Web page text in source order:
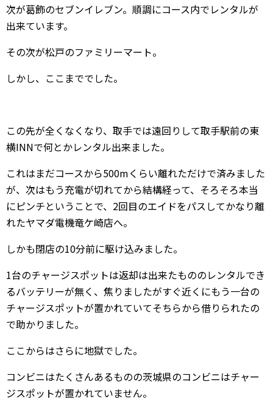
次が葛飾のセブンイレブン。順調にコース内でレンタルが
出来ています。
その次が松戸のファミリーマート。
しかし、ここまででした。
この先が全くなくなり、取手では遠回りして取手駅前の東
横INNで何とかレンタル出来ました。
これはまだコースから500mくらい離れただけで済みました
が、次はもう充電が切れてから結構経って、そろそろ本当
にピンチということで、2回目のエイドをパスしてかなり離
れたヤマダ電機竜ケ崎店へ。
しかも閉店の10分前に駆け込みました。
1台のチャージスポットは返却は出来たもののレンタルでき
るバッテリーが無く、焦りましたがすぐ近くにもう一台の
チャージスポットが置かれていてそちらから借りられたの
で助かりました。
ここからはさらに地獄でした。
コンビニはたくさんあるものの茨城県のコンビニはチャー
ジスポットが置かれていません。